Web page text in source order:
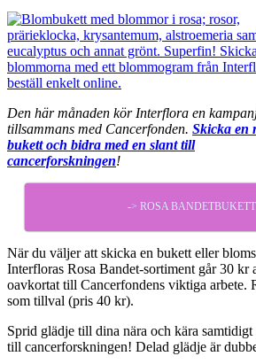
Den här månaden kör Interflora en
tillsammans med Cancerfonden. Skicka en
bukett och bidra med en slant till
cancerforskningen!
-> ROSA
När du väljer att skicka en bukett eller
Interfloras Rosa Bandet-sortiment går 30 kr
oavkortat till Cancerfondens viktiga arbete.
som tillval (pris 40 kr).
Sprid glädje till dina nära och kära
till cancerforskningen! Delad glädje är